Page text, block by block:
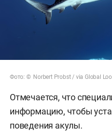
Фото: © Norbert Probst / via Global
Отмечается, что
информацию, чтобы
поведения акулы.